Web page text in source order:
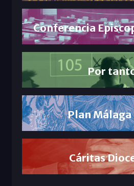
Conferencia
Por
Plan Málaga
Cáritas